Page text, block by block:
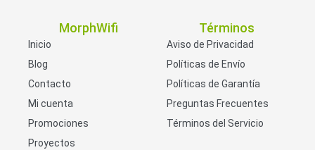
MorphWifi
Inicio
Blog
Contacto
Mi cuenta
Promociones
Proyectos
Términos
Aviso de Privacidad
Políticas de Envío
Políticas de Garantía
Preguntas Frecuentes
Términos del Servicio